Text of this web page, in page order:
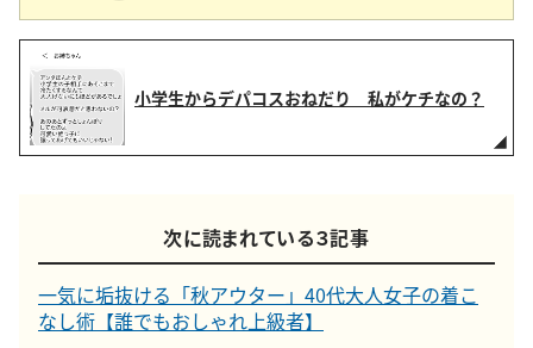
小学生からデパコスおねだり 私がケチなの？
次に読まれている３記事
一気に垢抜ける「秋アウター」40代大人女子の着こ
なし術【誰でもおしゃれ上級者】